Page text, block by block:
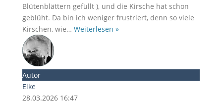
Blütenblättern gefüllt ), und die Kirsche hat schon
geblüht. Da bin ich weniger frustriert, denn so viele
Kirschen, wie… Weiterlesen »
Autor
Elke
28.03.2026 16:47